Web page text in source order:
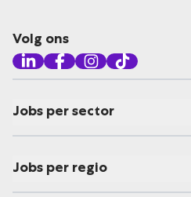
Volg ons
Jobs per sector
Jobs per regio